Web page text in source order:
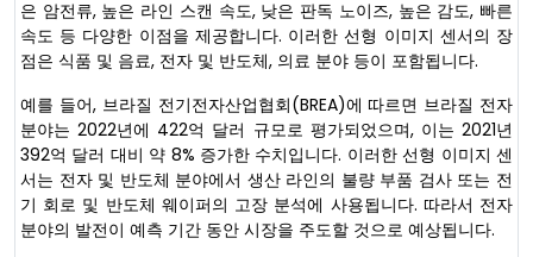
은 암전류, 높은 라인 스캔 속도, 낮은 판독 노이즈, 높은 감도, 빠른
속도 등 다양한 이점을 제공합니다. 이러한 선형 이미지 센서의 장
점은 식품 및 음료, 전자 및 반도체, 의료 분야 등이 포함됩니다.
예를 들어, 브라질 전기전자산업협회(BREA)에 따르면 브라질 전자
분야는 2022년에 422억 달러 규모로 평가되었으며, 이는 2021년
392억 달러 대비 약 8% 증가한 수치입니다. 이러한 선형 이미지 센
서는 전자 및 반도체 분야에서 생산 라인의 불량 부품 검사 또는 전
기 회로 및 반도체 웨이퍼의 고장 분석에 사용됩니다. 따라서 전자
분야의 발전이 예측 기간 동안 시장을 주도할 것으로 예상됩니다.